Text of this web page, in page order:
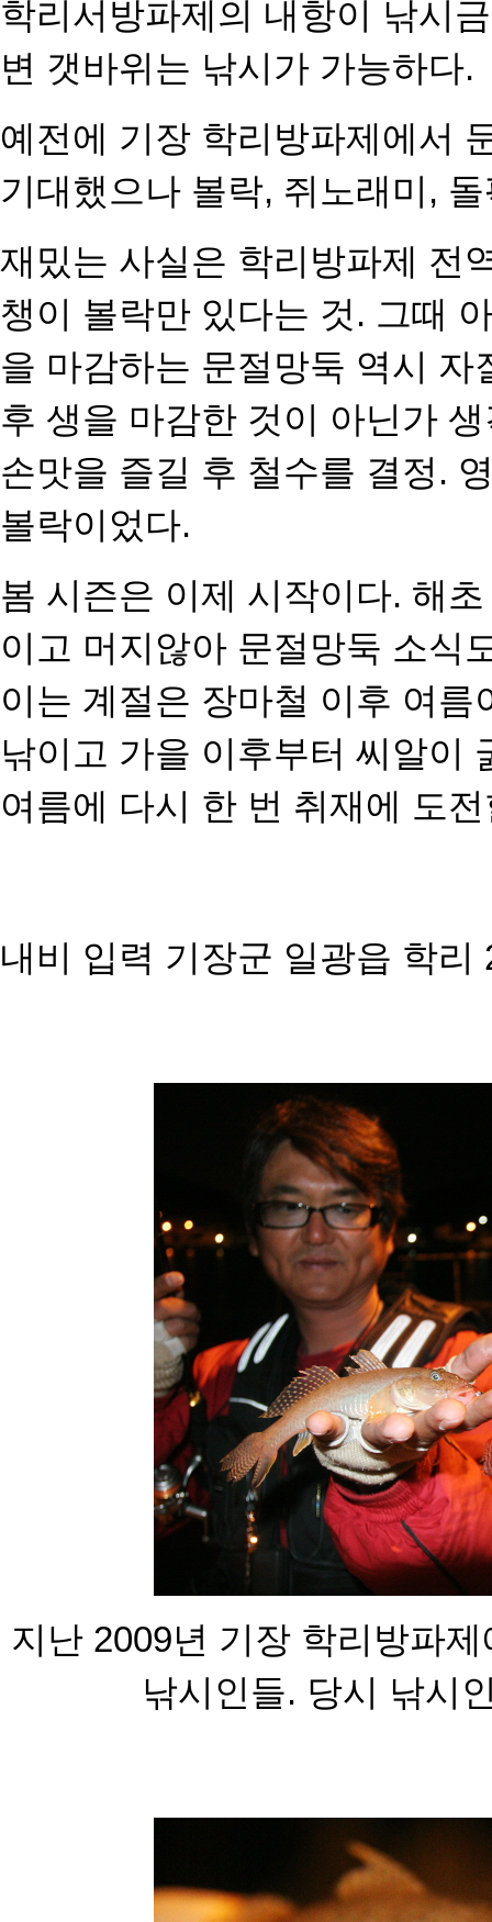
학리서방파제의 내항이 낚시
변 갯바위는 낚시가 가능하다.
예전에 기장 학리방파제에서
기대했으나 볼락, 쥐노래미,
재밌는 사실은 학리방파제 전
챙이 볼락만 있다는 것. 그때
을 마감하는 문절망둑 역시 자
후 생을 마감한 것이 아닌가 생
손맛을 즐길 후 철수를 결정.
볼락이었다.
봄 시즌은 이제 시작이다. 해
이고 머지않아 문절망둑 소식
이는 계절은 장마철 이후 여
낚이고 가을 이후부터 씨알이
여름에 다시 한 번 취재에
도
내비 입력 기장군 일광읍 학리
지난 2009년 기장 학리방파
낚시인들. 당시 낚시